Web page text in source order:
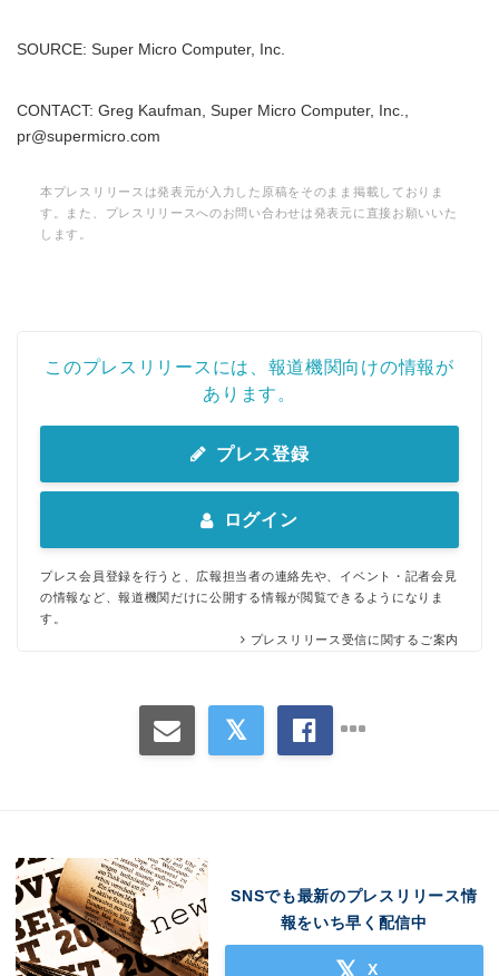
SOURCE: Super Micro Computer, Inc.
CONTACT: Greg Kaufman, Super Micro Computer, Inc.,
pr@supermicro.com
本プレスリリースは発表元が入力した原稿をそのまま掲載しておりま
す。また、プレスリリースへのお問い合わせは発表元に直接お願いいた
します。
このプレスリリースには、報道機関向けの情報が
あります。
プレス登録
ログイン
プレス会員登録を行うと、広報担当者の連絡先や、イベント・記者会見
の情報など、報道機関だけに公開する情報が閲覧できるようになりま
す。
プレスリリース受信に関するご案内
SNSでも最新のプレスリリース情
報をいち早く配信中
X